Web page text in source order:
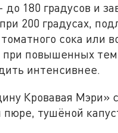
до 180 градусов и
200 градусах,
сока или
при повышенных
интенсивнее.
Кровавая Мэри» с
тушёной